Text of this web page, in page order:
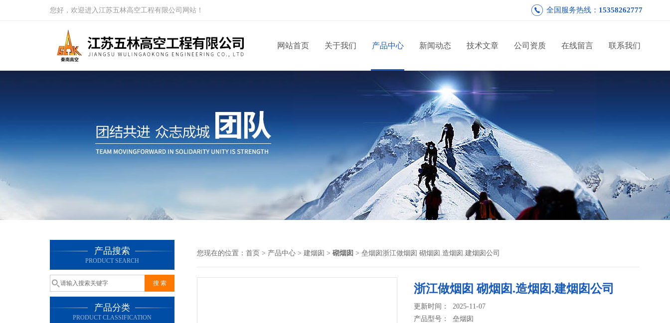
您好，欢迎进入江苏五林高空工程有限公司网站！ 全国服务热线： 15358262777
网站首页 关于我们 产品中心 新闻动态 技术文章 公司资质 在线留言 联系我们
产品搜索
PRODUCT SEARCH
产品分类
PRODUCT CLASSIFICATION
您现在的位置： 首页 > 产品中心 > 建烟囱 > 砌烟囱 > 垒烟囱浙江做烟囱 砌烟囱.造烟囱.建烟囱公司
浙江做烟囱 砌烟囱.造烟囱.建烟囱公司
更新时间： 2025-11-07
产品型号：垒烟囱